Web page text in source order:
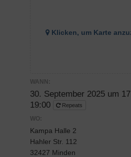
Klicken, um Karte
WANN:
30. September 2025 um
19:00
Repeats
WO:
Kampa Halle 2
Hahler Str. 112
32427 Minden